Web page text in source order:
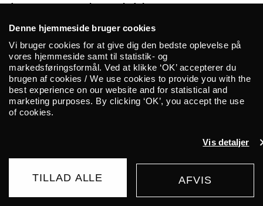
Denne hjemmeside bruger cookies
Vi bruger cookies for at give dig den bedste oplevelse på
vores hjemmeside samt til statistik- og
markedsføringsformål. Ved at klikke ‘OK’ accepterer du
brugen af cookies / We use cookies to provide you with the
best experience on our website and for statistical and
marketing purposes. By clicking ‘OK’, you accept the use
of cookies.
Vis detaljer
TILLAD ALLE AFVIS
kunstnere, der udvider grænserne
for Música Popular Brasileira, og til
november gæster han ALICE med
sit nye album.
Bruno Berle er en af de mest
fremtrædende skikkelser fra den nye bølge
med navne som Bala Desejo og Ana
Frango Elétrico skubber han til grænserne
for Música Popular Brasileira – den
samlende betegnelse for de legendariske